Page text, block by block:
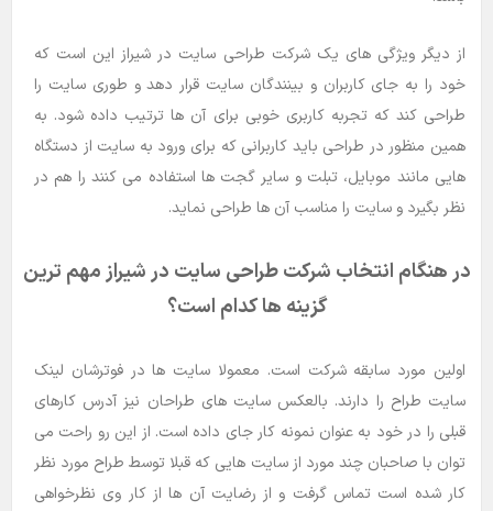
از دیگر ویژگی های یک شرکت طراحی سایت در شیراز این است که
خود را به جای کاربران و بینندگان سایت قرار دهد و طوری سایت را
طراحی کند که تجربه کاربری خوبی برای آن ها ترتیب داده شود. به
همین منظور در طراحی باید کاربرانی که برای ورود به سایت از دستگاه
هایی مانند موبایل، تبلت و سایر گجت ها استفاده می کنند را هم در
نظر بگیرد و سایت را مناسب آن ها طراحی نماید.
در هنگام انتخاب شرکت طراحی سایت در شیراز مهم ترین
گزینه ها کدام است؟
اولین مورد سابقه شرکت است. معمولا سایت ها در فوترشان لینک
سایت طراح را دارند. بالعکس سایت های طراحان نیز آدرس کارهای
قبلی را در خود به عنوان نمونه کار جای داده است. از این رو راحت می
توان با صاحبان چند مورد از سایت هایی که قبلا توسط طراح مورد نظر
کار شده است تماس گرفت و از رضایت آن ها از کار وی نظرخواهی